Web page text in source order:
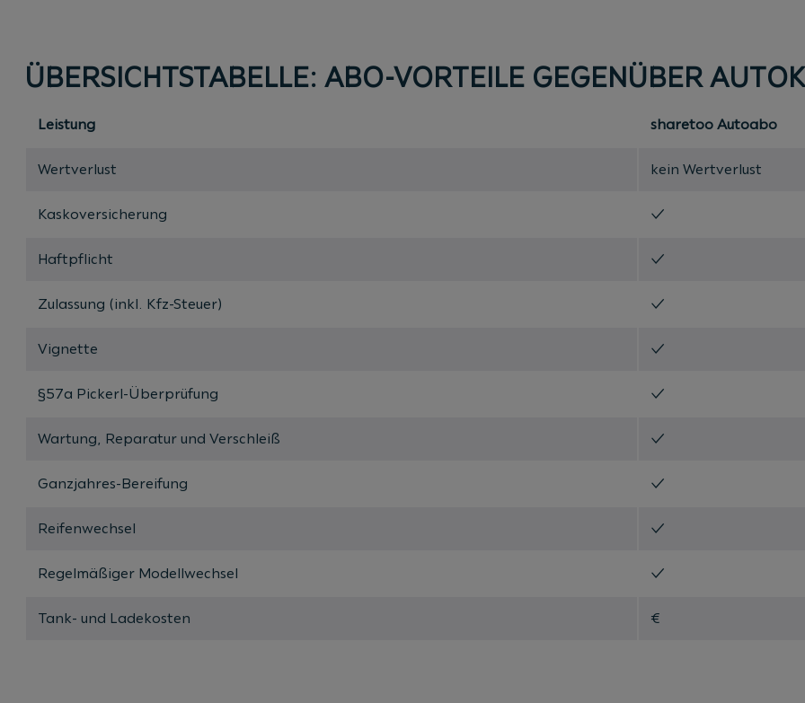
ÜBERSICHTSTABELLE: ABO-VORTEILE GEGENÜBER
Leistung sharetoo Autoabo
Wertverlust kein Wertverlust
Kaskoversicherung ✓
Haftpflicht ✓
Zulassung (inkl. Kfz-Steuer) ✓
Vignette ✓
§57a Pickerl-Überprüfung ✓
Wartung, Reparatur und Verschleiß ✓
Ganzjahres-Bereifung ✓
Reifenwechsel ✓
Regelmäßiger Modellwechsel ✓
Tank- und Ladekosten €